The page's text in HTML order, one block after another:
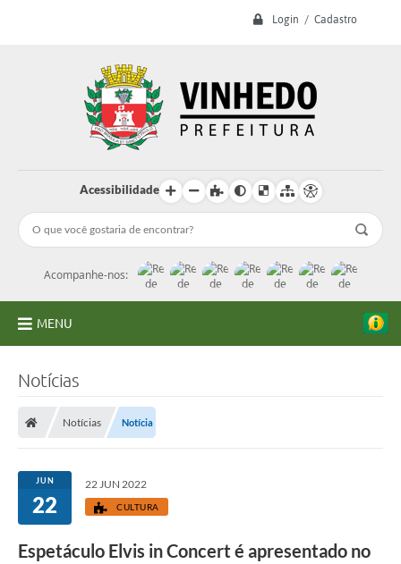
Login / Cadastro
Acessibilidade
Acompanhe-nos:
MENU
Licitações
Transparência
Concursos e Processos Seletivos
Notícias
Notícias Notícia
JUN
22
22 JUN 2022
CULTURA
Espetáculo Elvis in Concert é apresentado no